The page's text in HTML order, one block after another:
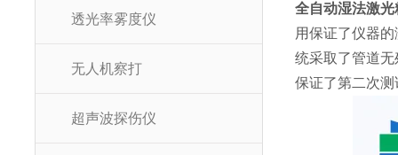
透光率雾度仪
无人机察打
超声波探伤仪
全自动湿法激
用保证了仪器
统采取了管道
保证了第二次